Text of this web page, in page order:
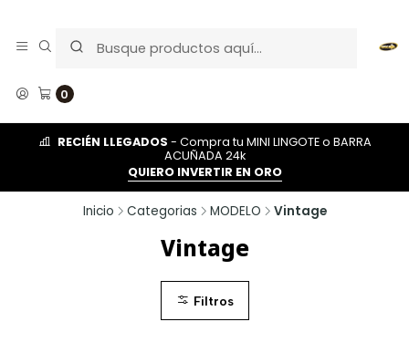
0
RECIÉN LLEGADOS - Compra tu MINI LINGOTE o BARRA
ACUÑADA 24k
QUIERO INVERTIR EN ORO
Inicio Categorias MODELO Vintage
Vintage
Filtros